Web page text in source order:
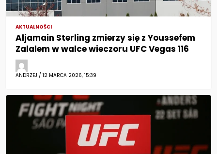
AKTUALNOŚCI
Aljamain Sterling zmierzy się z Youssefem
Zalalem w walce wieczoru UFC Vegas 116
ANDRZEJ / 12 MARCA 2026, 15:39